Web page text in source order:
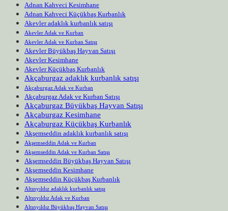
Adnan Kahveci Kesimhane
Adnan Kahveci Küçükbaş Kurbanlık
Akevler adaklık kurbanlık satışı
Akevler Adak ve Kurban
Akevler Adak ve Kurban Satışı
Akevler Büyükbaş Hayvan Satışı
Akevler Kesimhane
Akevler Küçükbaş Kurbanlık
Akçaburgaz adaklık kurbanlık satışı
Akçaburgaz Adak ve Kurban
Akçaburgaz Adak ve Kurban Satışı
Akçaburgaz Büyükbaş Hayvan Satışı
Akçaburgaz Kesimhane
Akçaburgaz Küçükbaş Kurbanlık
Akşemseddin adaklık kurbanlık satışı
Akşemseddin Adak ve Kurban
Akşemseddin Adak ve Kurban Satışı
Akşemseddin Büyükbaş Hayvan Satışı
Akşemseddin Kesimhane
Akşemseddin Küçükbaş Kurbanlık
Altınyıldız adaklık kurbanlık satışı
Altınyıldız Adak ve Kurban
Altınyıldız Büyükbaş Hayvan Satışı